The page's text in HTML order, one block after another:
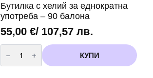
Бутилка с хелий за еднократна
употреба – 90 балона
55,00€/ 107,57 лв.
количество
за
Бутилка
с
КУПИ